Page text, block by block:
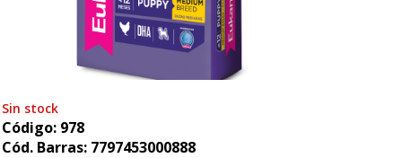
Sin stock
Código: 978
Cód. Barras: 7797453000888